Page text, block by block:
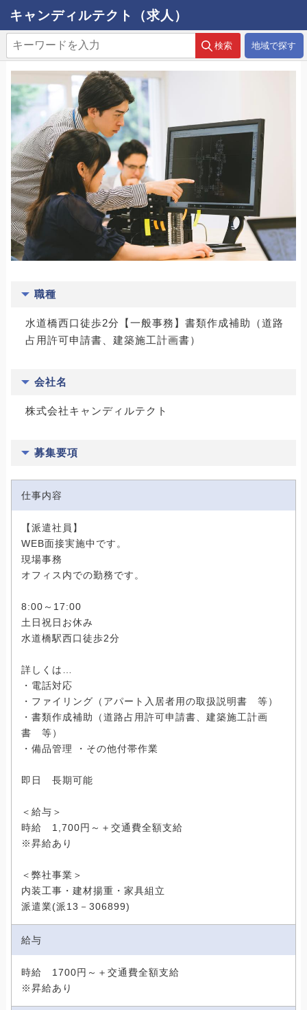
キャンディルテクト（求人）
地域で探す
職種
水道橋西口徒歩2分【一般事務】書類作成補助（道路
占用許可申請書、建築施工計画書）
会社名
株式会社キャンディルテクト
募集要項
仕事内容
【派遣社員】
WEB面接実施中です。
現場事務
オフィス内での勤務です。
8:00～17:00
土日祝日お休み
水道橋駅西口徒歩2分
詳しくは…
・電話対応
・ファイリング（アパート入居者用の取扱説明書 等）
・書類作成補助（道路占用許可申請書、建築施工計画
書 等）
・備品管理 ・その他付帯作業
即日 長期可能
＜給与＞
時給 1,700円～＋交通費全額支給
※昇給あり
＜弊社事業＞
内装工事・建材揚重・家具組立
派遣業(派13－306899)
給与
時給 1700円～＋交通費全額支給
※昇給あり